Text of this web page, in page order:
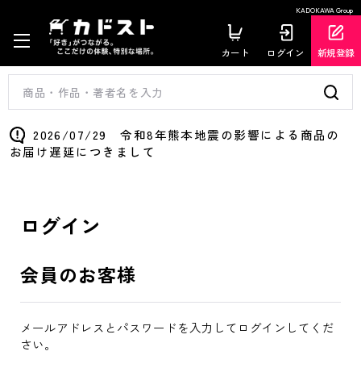
KADOKAWA Group
カート ログイン 新規登録
2026/07/29 令和8年熊本地震の影響による商品の
お届け遅延につきまして
ログイン
会員のお客様
メールアドレスとパスワードを入力してログインしてくだ
さい。